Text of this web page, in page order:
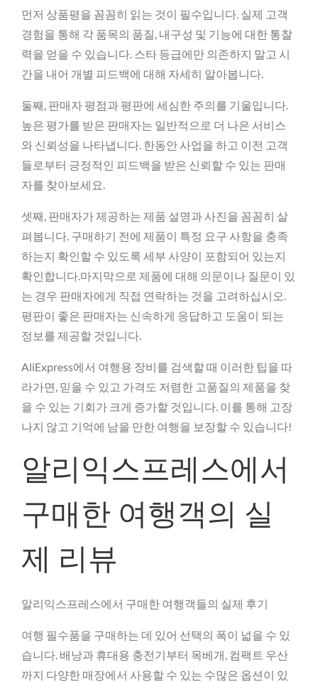
먼저 상품평을 꼼꼼히 읽는 것이 필수입니다. 실제 고객
경험을 통해 각 품목의 품질, 내구성 및 기능에 대한 통찰
력을 얻을 수 있습니다. 스타 등급에만 의존하지 말고 시
간을 내어 개별 피드백에 대해 자세히 알아봅니다.
둘째, 판매자 평점과 평판에 세심한 주의를 기울입니다.
높은 평가를 받은 판매자는 일반적으로 더 나은 서비스
와 신뢰성을 나타냅니다. 한동안 사업을 하고 이전 고객
들로부터 긍정적인 피드백을 받은 신뢰할 수 있는 판매
자를 찾아보세요.
셋째, 판매자가 제공하는 제품 설명과 사진을 꼼꼼히 살
펴봅니다. 구매하기 전에 제품이 특정 요구 사항을 충족
하는지 확인할 수 있도록 세부 사양이 포함되어 있는지
확인합니다.마지막으로 제품에 대해 의문이나 질문이 있
는 경우 판매자에게 직접 연락하는 것을 고려하십시오.
평판이 좋은 판매자는 신속하게 응답하고 도움이 되는
정보를 제공할 것입니다.
AliExpress에서 여행용 장비를 검색할 때 이러한 팁을 따
라가면, 믿을 수 있고 가격도 저렴한 고품질의 제품을 찾
을 수 있는 기회가 크게 증가할 것입니다. 이를 통해 고장
나지 않고 기억에 남을 만한 여행을 보장할 수 있습니다!
알리익스프레스에서
구매한 여행객의 실
제 리뷰
알리익스프레스에서 구매한 여행객들의 실제 후기
여행 필수품을 구매하는 데 있어 선택의 폭이 넓을 수 있
습니다. 배낭과 휴대용 충전기부터 목베개, 컴팩트 우산
까지 다양한 매장에서 사용할 수 있는 수많은 옵션이 있